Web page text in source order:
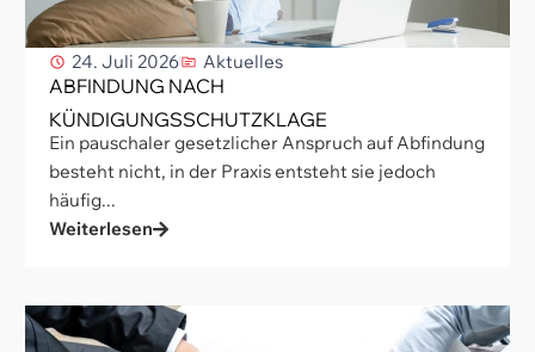
24. Juli 2026 Aktuelles
ABFINDUNG NACH
KÜNDIGUNGSSCHUTZKLAGE
Ein pauschaler gesetzlicher Anspruch auf Abfindung
besteht nicht, in der Praxis entsteht sie jedoch
häufig...
Weiterlesen